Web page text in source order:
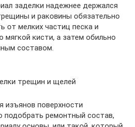
заделки надежнее держался
и раковины обязательно
от мелких частиц песка и
кисти, а затем обильно
составом.
трещин и щелей
изъянов поверхности
подобрать ремонтный состав,